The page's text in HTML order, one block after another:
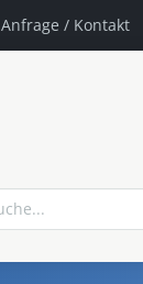
Anfrage / Kontakt